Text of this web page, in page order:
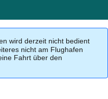
wird derzeit nicht bedient
nicht am Flughafen
Fahrt über den